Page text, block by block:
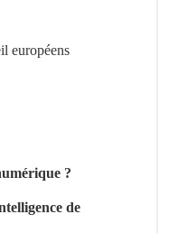
européens
?
de